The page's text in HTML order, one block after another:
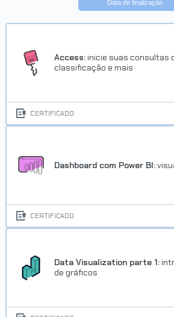
Data de finalização
Access: inicie suas consultas
classificação e mais
CERTIFICADO
Dashboard com Power BI:
CERTIFICADO
Data Visualization parte 1:
de gráficos